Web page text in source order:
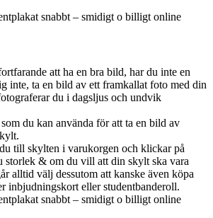
snabbt – smidigt o billigt online
att ha en bra bild, har du inte en
inte, ta en bild av ett framkallat foto med din
du i dagsljus och undvik
du kan använda för att ta en bild av
till skylten i varukorgen och klickar på
storlek & om du vill att din skylt ska vara
alltid välj dessutom att kanske även köpa
inbjudningskort eller studentbanderoll.
snabbt – smidigt o billigt online